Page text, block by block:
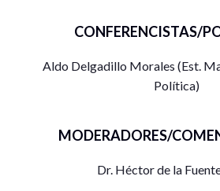
CONFERENCISTAS/
Aldo Delgadillo Morales (Est.
Política)
MODERADORES/
Dr. Héctor de la